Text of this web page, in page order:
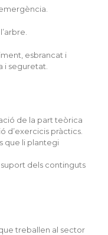
esbrancat i
i seguretat.
de la part teòrica
d’exercicis pràctics.
que li plantegi
dels continguts
treballen al sector